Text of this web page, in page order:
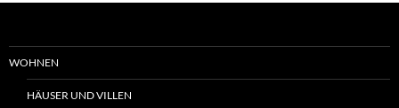
WOHNEN
HÄUSER UND VILLEN